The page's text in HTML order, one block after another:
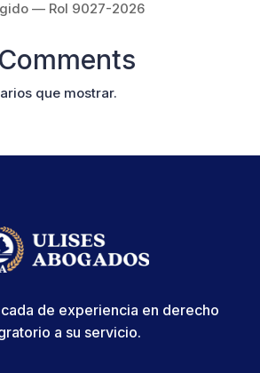
— Rol 9027-2026
que mostrar.
de experiencia en derecho
a su servicio.